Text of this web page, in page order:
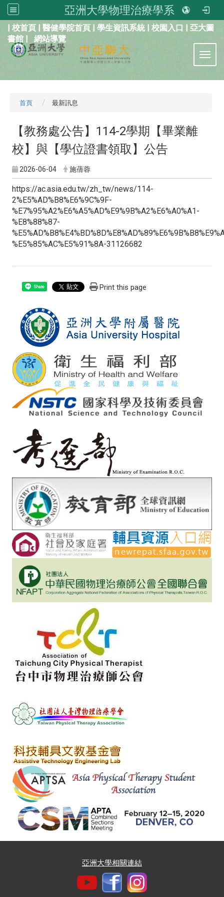
亞洲大學物理治療學系
| 校首頁 | 醫健學院首頁 | 學生資訊系統 | 校園入口 | 亞大圖
書館 | 網站導覽
首頁 最新訊息
【教務處公告】114-2學期【畢業離
校】與【學位證書領取】公告
2026-06-04 施蒨蓉
https://ac.asia.edu.tw/zh_tw/news/114-
2%E5%AD%B8%E6%9C%9F-
%E7%95%A2%E6%A5%AD%E9%9B%A2%E6%A0%A1-
%E8%88%87-
%E5%85%AC%E5%91%8A-31126682
Share Print this page
亞洲大學相關連結